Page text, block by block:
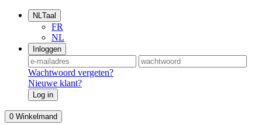
NLTaal
FR
NL
Inloggen
Wachtwoord vergeten?
Nieuwe klant?
Log in
0 Winkelmand